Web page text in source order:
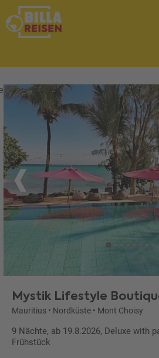
Mystik Lifestyle
Mauritius • Nordküste • Mont Choisy
9 Nächte, ab 19.8.2026, Deluxe with
Frühstück